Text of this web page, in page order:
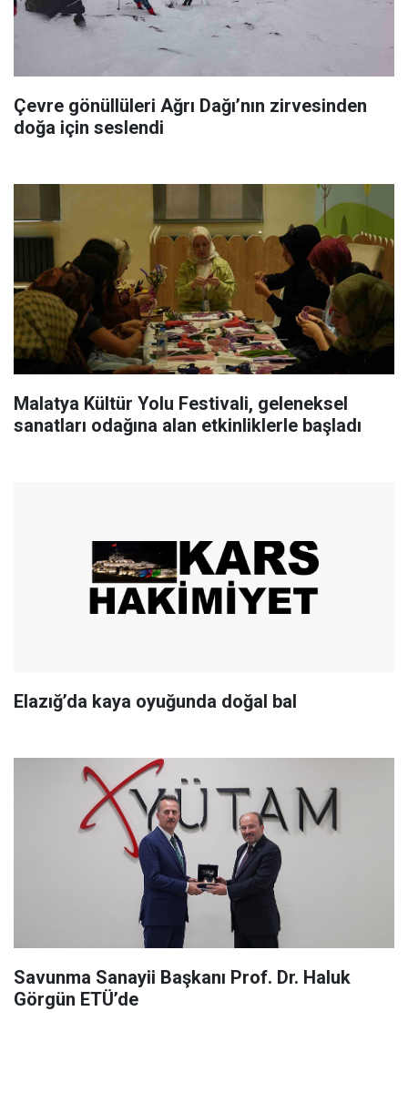
Çevre gönüllüleri Ağrı Dağı’nın zirvesinden
doğa için seslendi
Malatya Kültür Yolu Festivali, geleneksel
sanatları odağına alan etkinliklerle başladı
Elazığ’da kaya oyuğunda doğal bal
Savunma Sanayii Başkanı Prof. Dr. Haluk
Görgün ETÜ’de